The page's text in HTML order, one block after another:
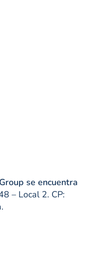
se encuentra
– Local 2. CP: